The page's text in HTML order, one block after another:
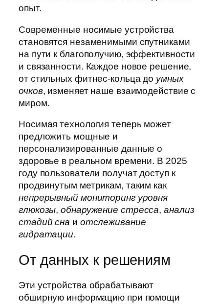
опыт.
Современные носимые устройства
становятся незаменимыми спутниками
на пути к благополучию, эффективности
и связанности. Каждое новое решение,
от стильных фитнес-кольца до умных
очков, изменяет наше взаимодействие с
миром.
Носимая технология теперь может
предложить мощные и
персонализированные данные о
здоровье в реальном времени. В 2025
году пользователи получат доступ к
продвинутым метрикам, таким как
непрерывный мониторинг уровня
глюкозы,обнаружение стресса,анализ
стадий сна и отслеживание
гидратации.
От данных к решениям
Эти устройства обрабатывают
обширную информацию при помощи